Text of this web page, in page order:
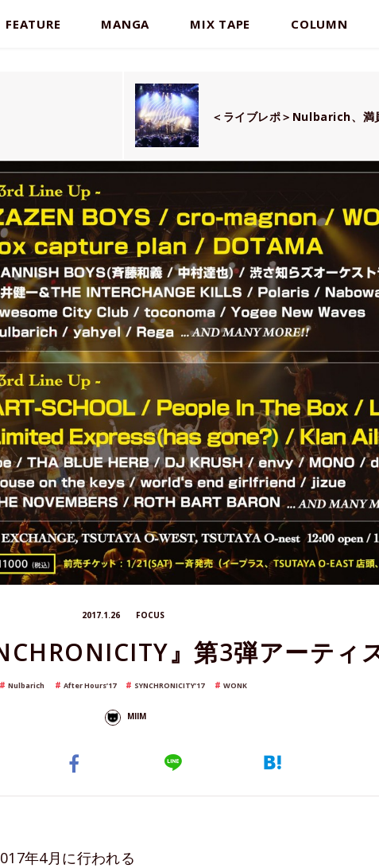
FEATURE MANGA MIX TAPE COLUMN
＜ライブレポ＞Nulbarich、満
2017.1.26 FOCUS
』第3弾アーティ
Nulbarich After Hours’17 SYNCHRONICITY’17 WONK
MIIM
年4月に行われる